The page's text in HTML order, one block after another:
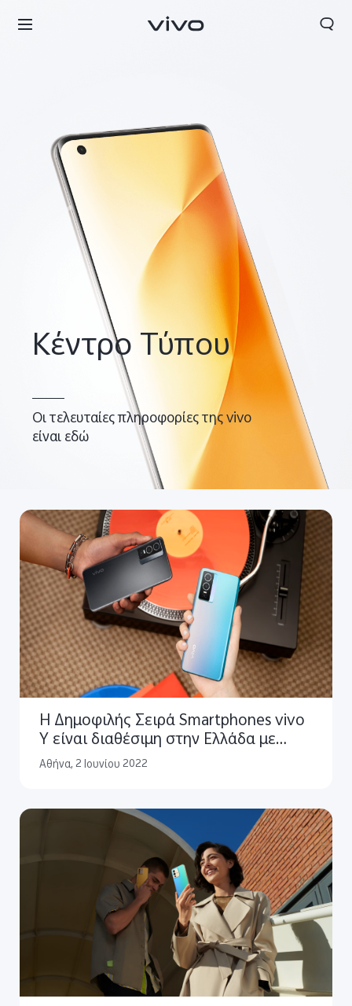
Greece | Επιλέξτε χώρα/περιοχή
Κέντρο Τύπου
Οι τελευταίες πληροφορίες της vivo
είναι εδώ
H Δημοφιλής Σειρά Smartphones vivo
Υ είναι διαθέσιμη στην Ελλάδα με
Εξαιρετικά Κομψό Σχεδιασμό και
Εντυπωσιακές Κάμερες
Αθήνα, 2 Ιουνίου 2022